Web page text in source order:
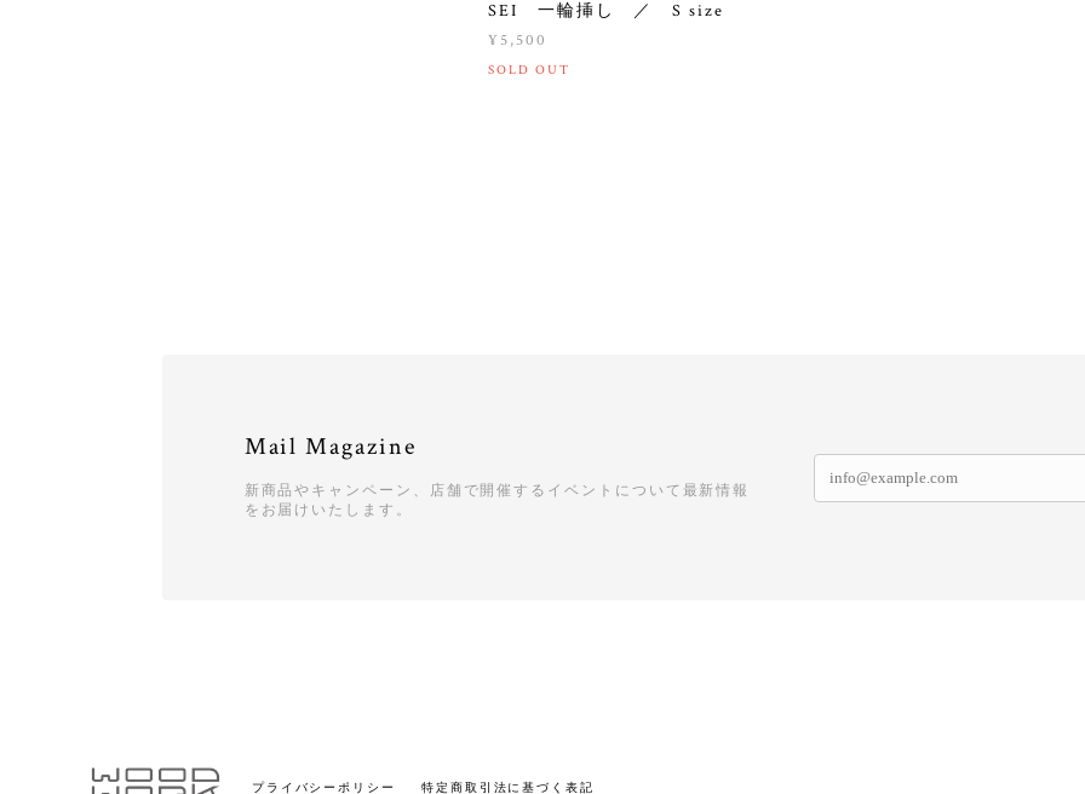
SEI 一輪挿し ／ S size
¥5,500
SOLD OUT
Mail Magazine
新商品やキャンペーン、店舗で開催するイベントについて最新情報
をお届けいたします。
プライバシーポリシー 特定商取引法に基づく表記